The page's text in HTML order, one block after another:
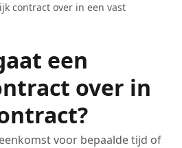
contract over in een vast
een
over in
voor bepaalde tijd of